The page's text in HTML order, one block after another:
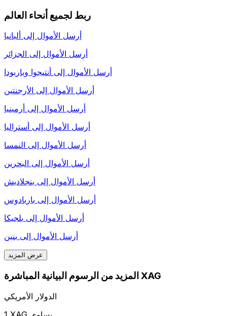
ربط لجميع أنحاء العالم
أرسل الأموال إلى ألبانيا
أرسل الأموال إلى الجزائر
أرسل الأموال إلى أنتيجوا وباربودا
أرسل الأموال إلى الأرجنتين
أرسل الأموال إلى أرمينيا
أرسل الأموال إلى أستراليا
أرسل الأموال إلى النمسا
أرسل الأموال إلى البحرين
أرسل الأموال إلى بنجلاديش
أرسل الأموال إلى باربادوس
أرسل الأموال إلى بلجيكا
أرسل الأموال إلى بنين
عرض المزيد
المزيد من الرسوم البيانية المباشرة XAG
الدولار الأمريكي